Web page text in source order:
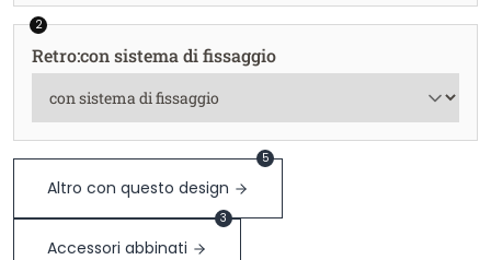
2
Retro:con sistema di fissaggio
Altro con questo design
5
Accessori abbinati
3